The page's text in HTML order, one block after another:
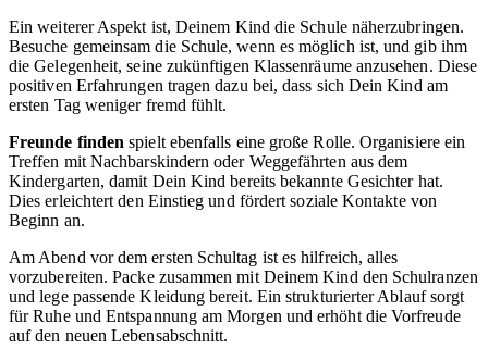
Ein weiterer Aspekt ist, Deinem Kind die Schule näherzubringen.
Besuche gemeinsam die Schule, wenn es möglich ist, und gib ihm
die Gelegenheit, seine zukünftigen Klassenräume anzusehen. Diese
positiven Erfahrungen tragen dazu bei, dass sich Dein Kind am
ersten Tag weniger fremd fühlt.
Freunde finden spielt ebenfalls eine große Rolle. Organisiere ein
Treffen mit Nachbarskindern oder Weggefährten aus dem
Kindergarten, damit Dein Kind bereits bekannte Gesichter hat.
Dies erleichtert den Einstieg und fördert soziale Kontakte von
Beginn an.
Am Abend vor dem ersten Schultag ist es hilfreich, alles
vorzubereiten. Packe zusammen mit Deinem Kind den Schulranzen
und lege passende Kleidung bereit. Ein strukturierter Ablauf sorgt
für Ruhe und Entspannung am Morgen und erhöht die Vorfreude
auf den neuen Lebensabschnitt.